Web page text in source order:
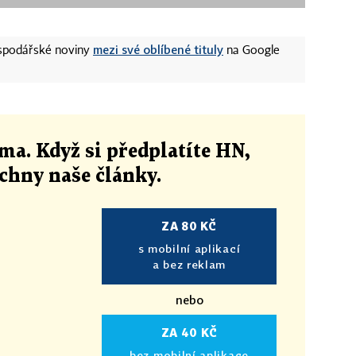
noviny mezi své oblíbené tituly na Google
Když si předplatíte HN,
naše články.
ZA 80 KČ
s mobilní aplikací
a bez reklam
nebo
ZA 40 KČ